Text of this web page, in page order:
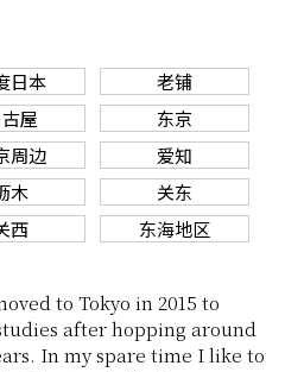
日本
老铺
屋
东京
周边
爱知
木
关东
西 东海地区
to Tokyo in 2015 to
after hopping around
In my spare time I like to